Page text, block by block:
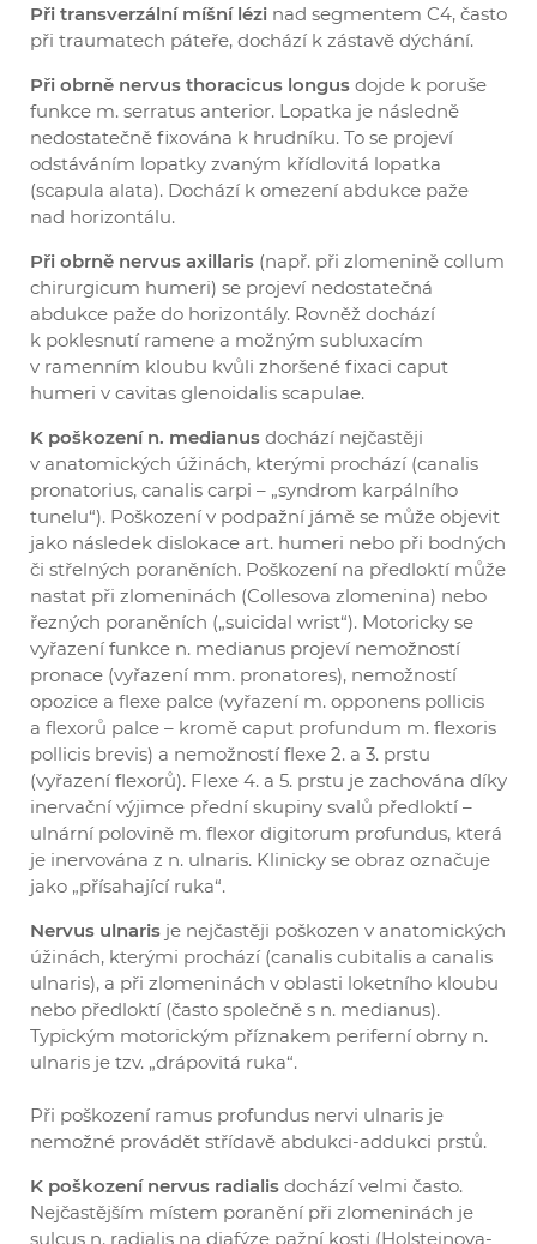
Při transverzální míšní lézi nad segmentem C4, často
při traumatech páteře, dochází k zástavě dýchání.
Při obrně nervus thoracicus longus dojde k poruše
funkce m. serratus anterior. Lopatka je následně
nedostatečně fixována k hrudníku. To se projeví
odstáváním lopatky zvaným křídlovitá lopatka
(scapula alata). Dochází k omezení abdukce paže
nad horizontálu.
Při obrně nervus axillaris (např. při zlomenině collum
chirurgicum humeri) se projeví nedostatečná
abdukce paže do horizontály. Rovněž dochází
k poklesnutí ramene a možným subluxacím
v ramenním kloubu kvůli zhoršené fixaci caput
humeri v cavitas glenoidalis scapulae.
K poškození n. medianus dochází nejčastěji
v anatomických úžinách, kterými prochází (canalis
pronatorius, canalis carpi – „syndrom karpálního
tunelu“). Poškození v podpažní jámě se může objevit
jako následek dislokace art. humeri nebo při bodných
či střelných poraněních. Poškození na předloktí může
nastat při zlomeninách (Collesova zlomenina) nebo
řezných poraněních („suicidal wrist“). Motoricky se
vyřazení funkce n. medianus projeví nemožností
pronace (vyřazení mm. pronatores), nemožností
opozice a flexe palce (vyřazení m. opponens pollicis
a flexorů palce – kromě caput profundum m. flexoris
pollicis brevis) a nemožností flexe 2. a 3. prstu
(vyřazení flexorů). Flexe 4. a 5. prstu je zachována díky
inervační výjimce přední skupiny svalů předloktí –
ulnární polovině m. flexor digitorum profundus, která
je inervována z n. ulnaris. Klinicky se obraz označuje
jako „přísahající ruka“.
Nervus ulnaris je nejčastěji poškozen v anatomických
úžinách, kterými prochází (canalis cubitalis a canalis
ulnaris), a při zlomeninách v oblasti loketního kloubu
nebo předloktí (často společně s n. medianus).
Typickým motorickým příznakem periferní obrny n.
ulnaris je tzv. „drápovitá ruka“.
Při poškození ramus profundus nervi ulnaris je
nemožné provádět střídavě abdukci-addukci prstů.
K poškození nervus radialis dochází velmi často.
Nejčastějším místem poranění při zlomeninách je
sulcus n. radialis na diafýze pažní kosti (Holsteinova-